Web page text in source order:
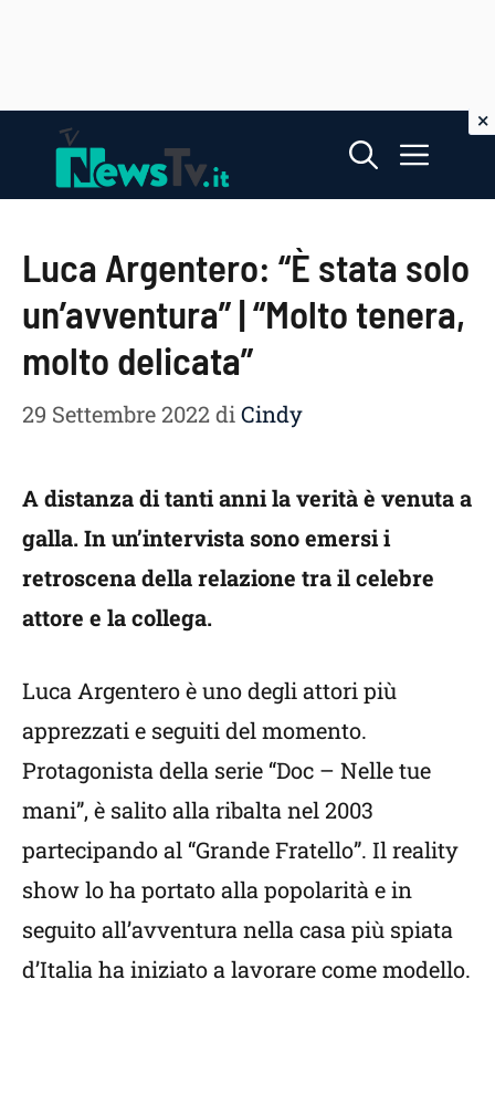
contenuto
Menu
Luca Argentero: “È stata solo
un’avventura” | “Molto tenera,
molto delicata”
29 Settembre 2022diCindy
A distanza di tanti anni la verità è venuta a
galla. In un’intervista sono emersi i
retroscena della relazione tra il celebre
attore e la collega.
Luca Argentero è uno degli attori più
apprezzati e seguiti del momento.
Protagonista della serie “Doc – Nelle tue
mani”, è salito alla ribalta nel 2003
partecipando al “Grande Fratello”. Il reality
show lo ha portato alla popolarità e in
seguito all’avventura nella casa più spiata
d’Italia ha iniziato a lavorare come modello.